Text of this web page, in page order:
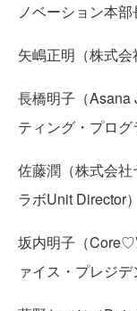
ノベーション本部
矢嶋正明（株式会
長橋明子（Asana
ティング・プログ
佐藤潤（株式会
ラボUnit Director）
坂内明子（
ァイス・プレジデ